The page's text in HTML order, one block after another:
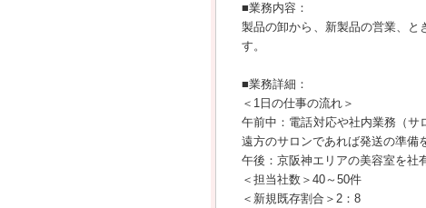
■業務内容：
製品の卸から、新製品の営業、と
す。
■業務詳細：
＜1日の仕事の流れ＞
午前中：電話対応や社内業務（サ
遠方のサロンであれば発送の準備
午後：京阪神エリアの美容室を社
＜担当社数＞40～50件
＜新規既存割合＞2：8